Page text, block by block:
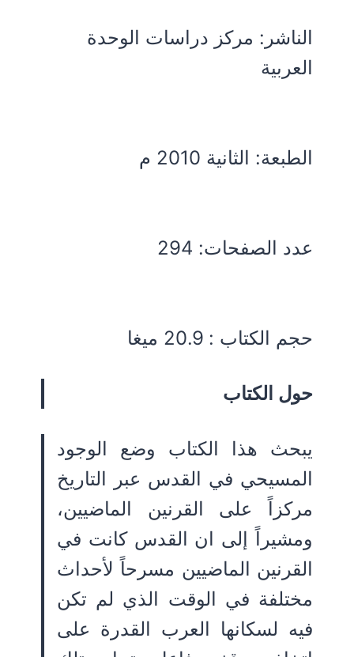
الناشر: مركز دراسات الوحدة
العربية
الطبعة: الثانية 2010 م
عدد الصفحات: 294
حجم الكتاب : 20.9 ميغا
حول الكتاب
يبحث هذا الكتاب وضع الوجود
المسيحي في القدس عبر التاريخ
مركزاً على القرنين الماضيين،
ومشيراً إلى ان القدس كانت في
القرنين الماضيين مسرحاً لأحداث
مختلفة في الوقت الذي لم تكن
فيه لسكانها العرب القدرة على